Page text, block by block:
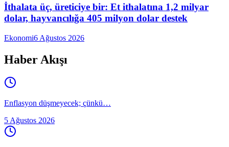
İthalata üç, üreticiye bir: Et ithalatına 1,2 milyar
dolar, hayvancılığa 405 milyon dolar destek
Ekonomi6 Ağustos 2026
Haber Akışı
Enflasyon düşmeyecek; çünkü…
5 Ağustos 2026